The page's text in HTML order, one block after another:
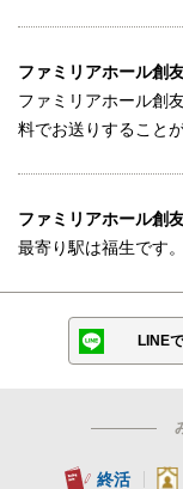
ファミリアホール創
ファミリアホール創
料でお送りすること
ファミリアホール創
最寄り駅は福生です
LINE
終活